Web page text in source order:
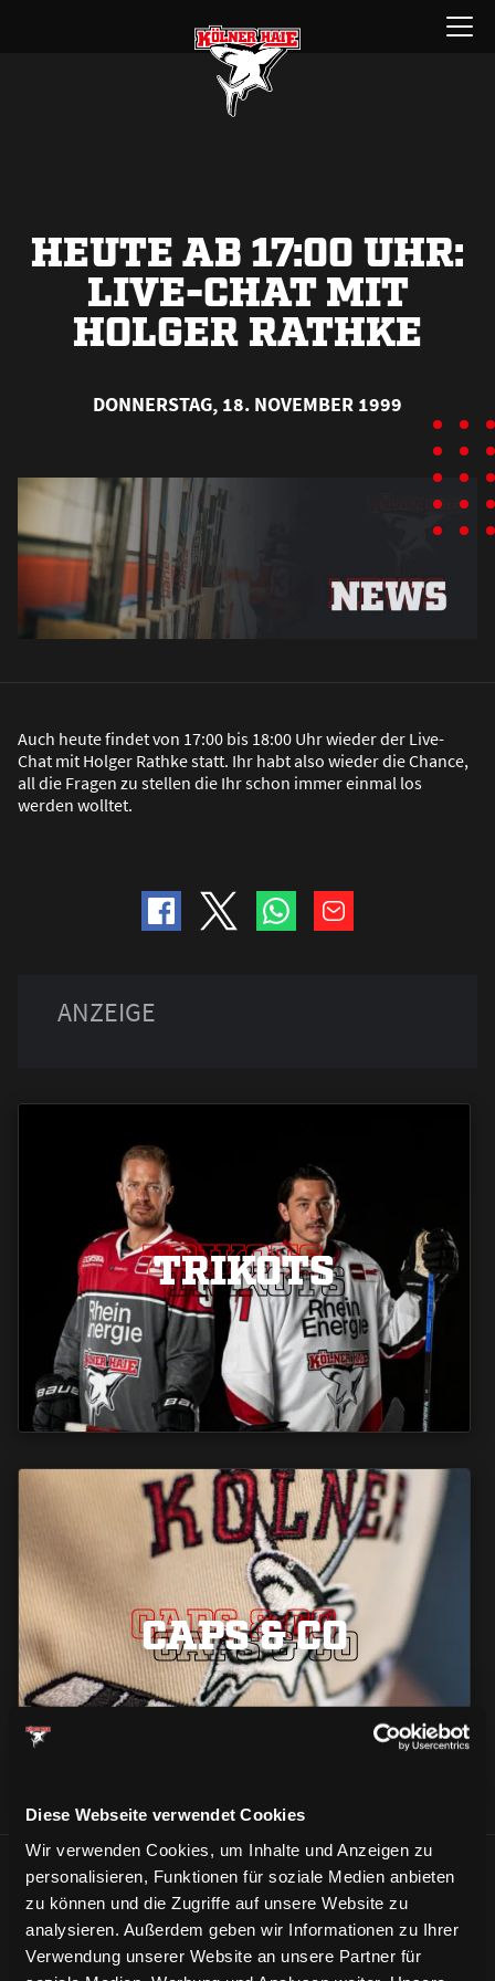
Diese Webseite verwendet Cookies
Wir verwenden Cookies, um Inhalte und Anzeigen zu
personalisieren, Funktionen für soziale Medien anbieten
zu können und die Zugriffe auf unsere Website zu
analysieren. Außerdem geben wir Informationen zu Ihrer
Verwendung unserer Website an unsere Partner für
Menü
öffnen
HEUTE AB 17:00 UHR:
LIVE-CHAT MIT
HOLGER RATHKE
DONNERSTAG, 18. NOVEMBER 1999
Auch heute findet von 17:00 bis 18:00 Uhr wieder der Live-
Chat mit Holger Rathke statt. Ihr habt also wieder die Chance,
all die Fragen zu stellen die Ihr schon immer einmal los
werden wolltet.
TRIKOTS
TRIKOTS
TRIKOTS
CAPS & CO
CAPS & CO
CAPS & CO
ÄHNLICHE NEWS